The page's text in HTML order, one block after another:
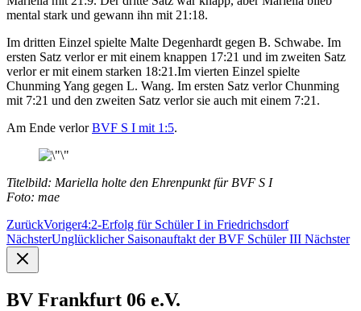
mental stark und gewann ihn mit 21:18.
Im dritten Einzel spielte Malte Degenhardt gegen B. Schwabe. Im
ersten Satz verlor er mit einem knappen 17:21 und im zweiten Satz
verlor er mit einem starken 18:21.Im vierten Einzel spielte
Chunming Yang gegen L. Wang. Im ersten Satz verlor Chunming
mit 7:21 und den zweiten Satz verlor sie auch mit einem 7:21.
Am Ende verlorBVF S I mit 1:5.
Titelbild: Mariella holte den Ehrenpunkt für BVF S I
Foto: mae
ZurückVoriger4:2-Erfolg für Schüler I in Friedrichsdorf
NächsterUnglücklicher Saisonauftakt der BVF Schüler III Nächster
BV Frankfurt 06 e.V.